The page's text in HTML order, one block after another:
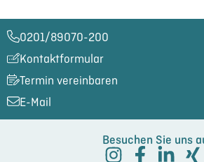
0201/89070-200​
Kontaktformular
Termin vereinbaren
E-Mail
Besuchen Sie uns